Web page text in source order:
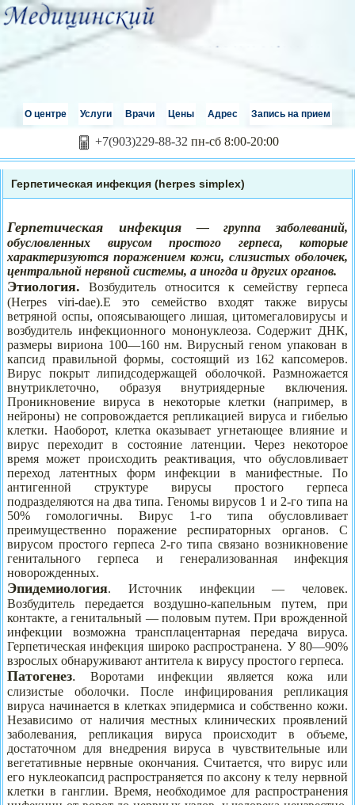
О центре Услуги Врачи Цены Адрес Запись на прием
+7(903)229-88-32 пн-сб 8:00-20:00
Герпетическая инфекция (herpes simplex)
Герпетическая инфекция
— группа заболеваний,
обусловленных вирусом простого герпеса, которые
характеризуются поражением кожи, слизистых оболочек,
центральной нервной системы, а иногда и других органов.
Этиология. Возбудитель относится к семейству герпеса
(Herpes viri-dae).E это семейство входят также вирусы
ветряной оспы, опоясывающего лишая, цитомегаловирусы и
возбудитель инфекционного мононуклеоза. Содержит ДНК,
размеры вириона 100—160 нм. Вирусный геном упакован в
капсид правильной формы, состоящий из 162 капсомеров.
Вирус покрыт липидсодержащей оболочкой. Размножается
внутриклеточно, образуя внутриядерные включения.
Проникновение вируса в некоторые клетки (например, в
нейроны) не сопровождается репликацией вируса и гибелью
клетки. Наоборот, клетка оказывает угнетающее влияние и
вирус переходит в состояние латенции. Через некоторое
время может происходить реактивация, что обусловливает
переход латентных форм инфекции в манифестные. По
антигенной структуре вирусы простого герпеса
подразделяются на два типа. Геномы вирусов 1 и 2-го типа на
50% гомологичны. Вирус 1-го типа обусловливает
преимущественно поражение респираторных органов. С
вирусом простого герпеса 2-го типа связано возникновение
генитального герпеса и генерализованная инфекция
новорожденных.
Эпидемиология. Источник инфекции — человек.
Возбудитель передается воздушно-капельным путем, при
контакте, а генитальный — половым путем. При врожденной
инфекции возможна трансплацентарная передача вируса.
Герпетическая инфекция широко распространена. У 80—90%
взрослых обнаруживают антитела к вирусу простого герпеса.
Патогенез. Воротами инфекции является кожа или
слизистые оболочки. После инфицирования репликация
вируса начинается в клетках эпидермиса и собственно кожи.
Независимо от наличия местных клинических проявлений
заболевания, репликация вируса происходит в объеме,
достаточном для внедрения вируса в чувствительные или
вегетативные нервные окончания. Считается, что вирус или
его нуклеокапсид распространяется по аксону к телу нервной
клетки в ганглии. Время, необходимое для распространения